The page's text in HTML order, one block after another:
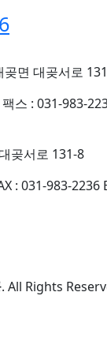
곶면 대곶서로
팩스 : 031-983-
곶서로 131-8
: 031-983-2236
. All Rights